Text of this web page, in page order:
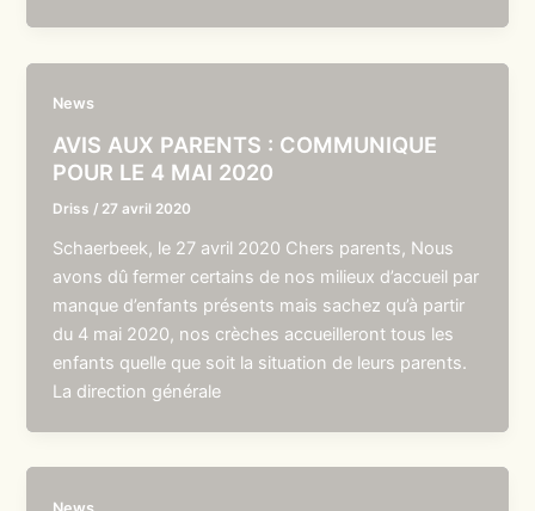
News
AVIS AUX PARENTS : COMMUNIQUE
POUR LE 4 MAI 2020
Driss / 27 avril 2020
Schaerbeek, le 27 avril 2020 Chers parents, Nous
avons dû fermer certains de nos milieux d’accueil par
manque d’enfants présents mais sachez qu’à partir
du 4 mai 2020, nos crèches accueilleront tous les
enfants quelle que soit la situation de leurs parents.
La direction générale